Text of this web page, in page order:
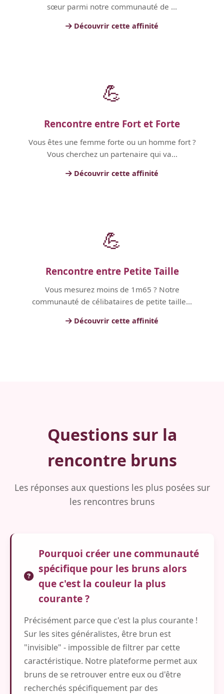
sœur parmi notre communauté de ...
Découvrir cette affinité
💪
Rencontre entre Fort et Forte
Vous êtes une femme forte ou un homme fort ?
Vous cherchez un partenaire qui va...
Découvrir cette affinité
💪
Rencontre entre Petite Taille
Vous mesurez moins de 1m65 ? Notre
communauté de célibataires de petite taille...
Découvrir cette affinité
Questions sur la
rencontre bruns
Les réponses aux questions les plus posées sur
les rencontres bruns
Pourquoi créer une communauté
spécifique pour les bruns alors
que c'est la couleur la plus
courante ?
Précisément parce que c'est la plus courante !
Sur les sites généralistes, être brun est
"invisible" - impossible de filtrer par cette
caractéristique. Notre plateforme permet aux
bruns de se retrouver entre eux ou d'être
recherchés spécifiquement par des